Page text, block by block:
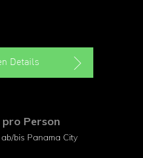
Details
pro Person
bis Panama City